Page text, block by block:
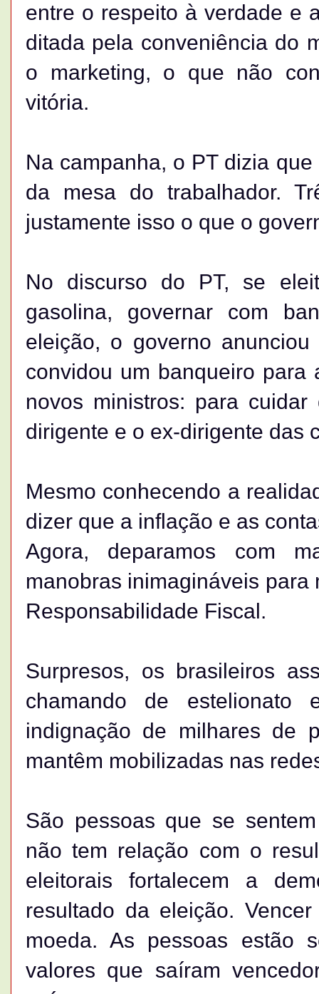
entre o respeito à verdade e
ditada pela conveniência do
o marketing, o que não
vitória.
Na campanha, o PT dizia
da mesa do trabalhador.
justamente isso o que o
No discurso do PT, se
gasolina, governar com
eleição, o governo
convidou um banqueiro para
novos ministros: para
dirigente e o ex-dirigente das
Mesmo conhecendo a
dizer que a inflação e as
Agora, deparamos com
manobras inimagináveis
Responsabilidade Fiscal.
Surpresos, os brasileiros
chamando de estelionato
indignação de milhares de
mantêm mobilizadas nas
São pessoas que se
não tem relação com o
eleitorais fortalecem a
resultado da eleição.
moeda. As pessoas estão
valores que saíram